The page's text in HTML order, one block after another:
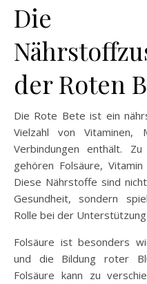
Die
der Roten
Die Rote Bete ist ein
Vielzahl von Vitaminen,
Verbindungen enthält.
gehören Folsäure,
Diese Nährstoffe sind
Gesundheit, sondern
Rolle bei der
Folsäure ist besonders
und die Bildung roter
Folsäure kann zu